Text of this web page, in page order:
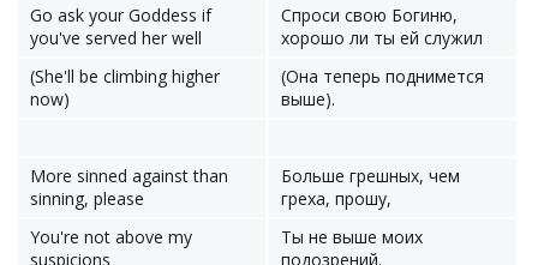
Go ask your Goddess if
you've served her well
Спроси свою Богиню,
хорошо ли ты ей служил
(She'll be climbing higher
now)
(Она теперь поднимется
выше).
More sinned against than
sinning, please
Больше грешных, чем
греха, прошу,
You're not above my
suspicions
Ты не выше моих
подозрений.